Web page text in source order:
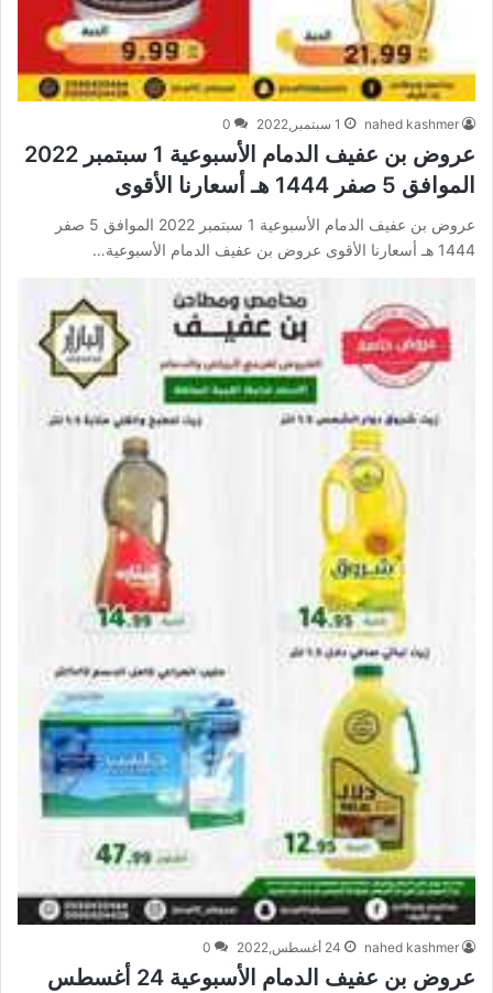
nahed kashmer 1 سبتمبر,2022 0
عروض بن عفيف الدمام الأسبوعية 1 سبتمبر 2022
الموافق 5 صفر 1444 هـ أسعارنا الأقوى
عروض بن عفيف الدمام الأسبوعية 1 سبتمبر 2022 الموافق 5 صفر
1444 هـ أسعارنا الأقوى عروض بن عفيف الدمام الأسبوعية…
nahed kashmer 24 أغسطس,2022 0
عروض بن عفيف الدمام الأسبوعية 24 أغسطس